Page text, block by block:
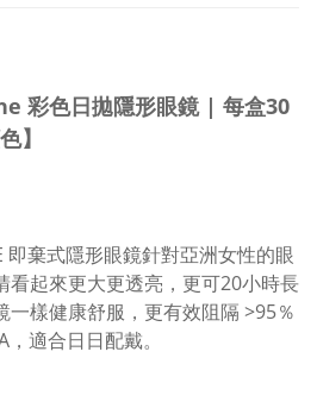
彩色日拋隱形眼鏡 | 每盒30
】
即棄式隱形眼鏡針對亞洲女性的眼
看起來更大更透亮，更可20小時長
一樣健康舒服，更有效阻隔 >95％
適合日日配戴。